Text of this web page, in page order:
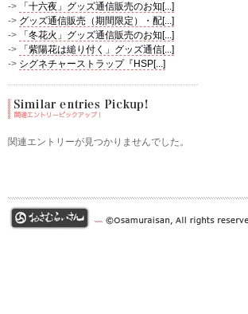
->
「十六夜」グッズ通信販売のお知[...]
-> グッズ通信販売（期間限定）・配[...]
->
「冬花火」グッズ通信販売のお知[...]
->
「紫陽花は縋り付く」グッズ通信[...]
-> シグネチャーストラップ『HSP[...]
関連エントリーが見つかりませんでした。